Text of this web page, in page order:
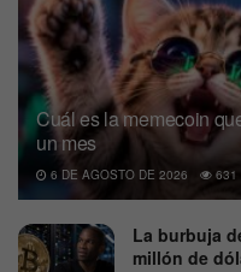
Cuál es la memecoin
un mes
6 DE AGOSTO DE 2026 631
La burbuja
millón de